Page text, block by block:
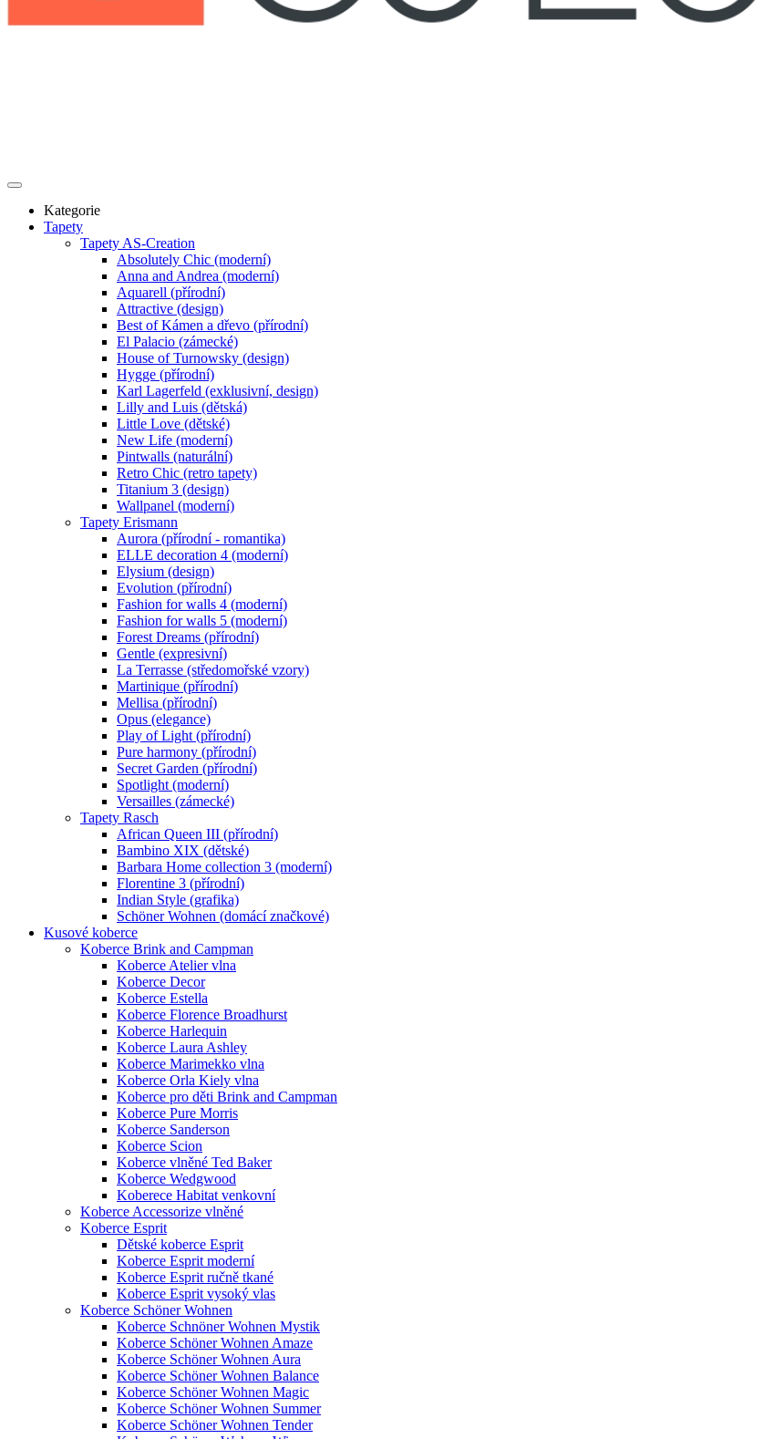
Kategorie
Tapety
Tapety AS-Creation
Absolutely Chic (moderní)
Anna and Andrea (moderní)
Aquarell (přírodní)
Attractive (design)
Best of Kámen a dřevo (přírodní)
El Palacio (zámecké)
House of Turnowsky (design)
Hygge (přírodní)
Karl Lagerfeld (exklusivní, design)
Lilly and Luis (dětská)
Little Love (dětské)
New Life (moderní)
Pintwalls (naturální)
Retro Chic (retro tapety)
Titanium 3 (design)
Wallpanel (moderní)
Tapety Erismann
Aurora (přírodní - romantika)
ELLE decoration 4 (moderní)
Elysium (design)
Evolution (přírodní)
Fashion for walls 4 (moderní)
Fashion for walls 5 (moderní)
Forest Dreams (přírodní)
Gentle (expresivní)
La Terrasse (středomořské vzory)
Martinique (přírodní)
Mellisa (přírodní)
Opus (elegance)
Play of Light (přírodní)
Pure harmony (přírodní)
Secret Garden (přírodní)
Spotlight (moderní)
Versailles (zámecké)
Tapety Rasch
African Queen III (přírodní)
Bambino XIX (dětské)
Barbara Home collection 3 (moderní)
Florentine 3 (přírodní)
Indian Style (grafika)
Schöner Wohnen (domácí značkové)
Kusové koberce
Koberce Brink and Campman
Koberce Atelier vlna
Koberce Decor
Koberce Estella
Koberce Florence Broadhurst
Koberce Harlequin
Koberce Laura Ashley
Koberce Marimekko vlna
Koberce Orla Kiely vlna
Koberce pro děti Brink and Campman
Koberce Pure Morris
Koberce Sanderson
Koberce Scion
Koberce vlněné Ted Baker
Koberce Wedgwood
Koberece Habitat venkovní
Koberce Accessorize vlněné
Koberce Esprit
Dětské koberce Esprit
Koberce Esprit moderní
Koberce Esprit ručně tkané
Koberce Esprit vysoký vlas
Koberce Schöner Wohnen
Koberce Schnöner Wohnen Mystik
Koberce Schöner Wohnen Amaze
Koberce Schöner Wohnen Aura
Koberce Schöner Wohnen Balance
Koberce Schöner Wohnen Magic
Koberce Schöner Wohnen Summer
Koberce Schöner Wohnen Tender